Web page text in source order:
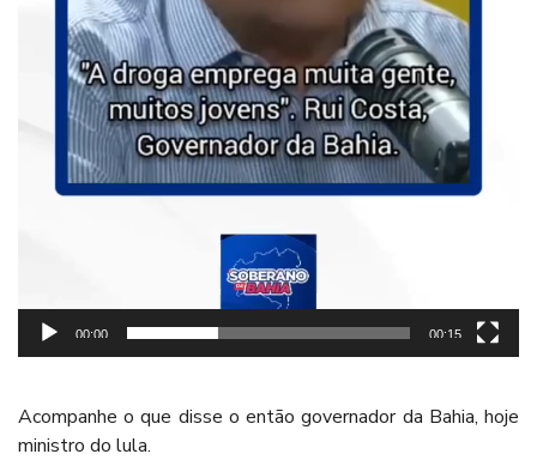
00:00 00:15
Acompanhe o que disse o então governador da Bahia, hoje
ministro do lula.